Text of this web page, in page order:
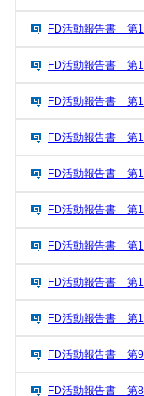
FD活動報告書 第
FD活動報告書 第
FD活動報告書 第
FD活動報告書 第
FD活動報告書 第
FD活動報告書 第
FD活動報告書 第
FD活動報告書 第
FD活動報告書 第
FD活動報告書 第
FD活動報告書 第